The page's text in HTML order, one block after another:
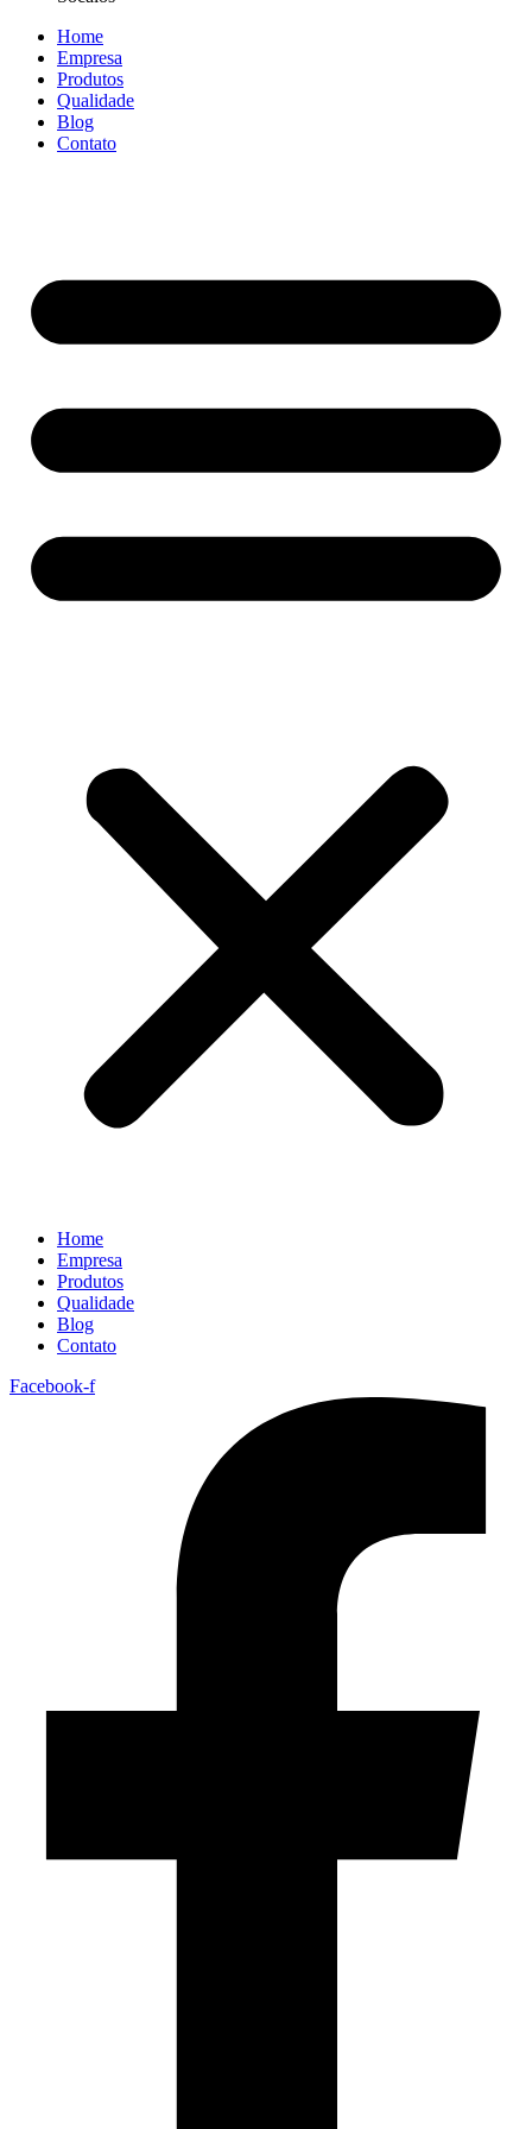
Home
Empresa
Produtos
Qualidade
Blog
Contato
Home
Empresa
Produtos
Qualidade
Blog
Contato
Facebook-f